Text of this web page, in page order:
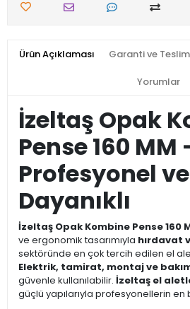
Ürün Açıklaması Garanti ve
Yorumlar
İzeltaş Opak
Pense 160 MM
Profesyonel ve
Dayanıklı
İzeltaş Opak Kombine Pense 160
ve ergonomik tasarımıyla hırdavat
sektöründe en çok tercih edilen el
Elektrik, tamirat, montaj ve
güvenle kullanılabilir. İzeltaş el
güçlü yapılarıyla profesyonellerin en